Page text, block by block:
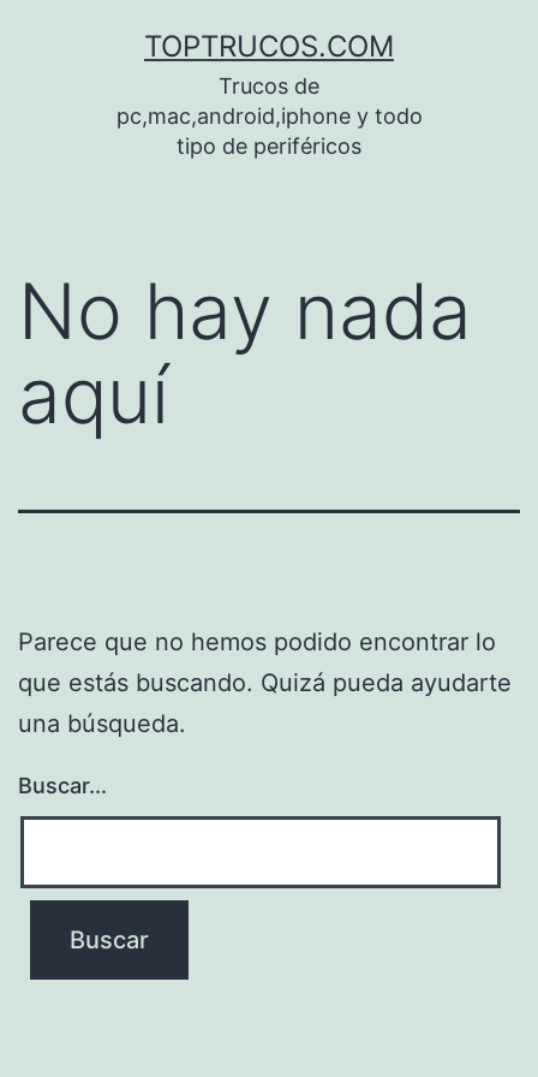
TOPTRUCOS.COM
Trucos de
pc,mac,android,iphone y todo
tipo de periféricos
No hay nada
aquí
Parece que no hemos podido encontrar lo
que estás buscando. Quizá pueda ayudarte
una búsqueda.
Buscar...